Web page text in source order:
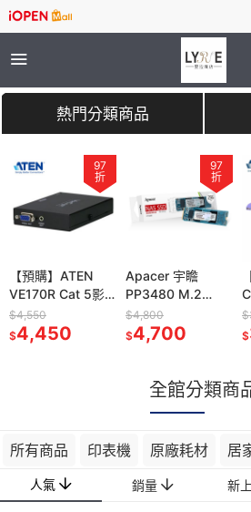
熱門分類商品
97
折
【預購】ATEN
VE170R Cat 5影
音訊號接收器(R端)
$4,550
$4,450
97
折
Apacer 宇瞻
PP3480 M.2
PCIe 固態硬
碟-256GB
PP3480-256GB
$4,800
$4,700
$
97
折
5影
器(R端)
Apacer 宇瞻
PP3480 M.2
PCIe 固態硬
碟-256GB
PP3480-256GB
$
4,700
【預購】
CV10KM
PS/2轉換器
(80cm)
$
全館分類商
所有商品 印表機 原廠耗材 居
人氣 銷量 新